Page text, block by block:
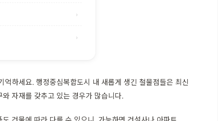
›
›
하세요. 행정중심복합도시 내 새롭게 생긴 철물점들은 최신
자재를 갖추고 있는 경우가 많습니다.